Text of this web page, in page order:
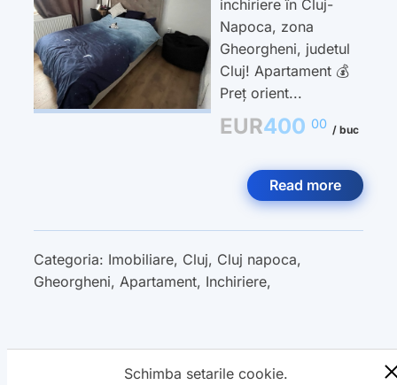
inchiriere în Cluj-
Napoca, zona
Gheorgheni, judetul
Cluj! Apartament 💰
Preț orient...
EUR400 00 / buc
Read more
Categoria: Imobiliare, Cluj, Cluj napoca,
Gheorgheni, Apartament, Inchiriere,
1 2 3 4 5
Schimba setarile cookie.